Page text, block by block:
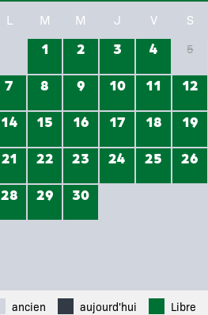
L M M J V S
1 2 3 4 5
7
8 9 10 11 12
14
15 16 17 18 19
21
22 23 24 25 26
28
29 30
ancien aujourd'hui Libre